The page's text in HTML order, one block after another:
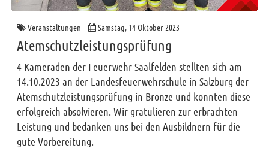
Veranstaltungen Samstag, 14 Oktober 2023
Atemschutzleistungsprüfung
4 Kameraden der Feuerwehr Saalfelden stellten sich am
14.10.2023 an der Landesfeuerwehrschule in Salzburg der
Atemschutzleistungsprüfung in Bronze und konnten diese
erfolgreich absolvieren. Wir gratulieren zur erbrachten
Leistung und bedanken uns bei den Ausbildnern für die
gute Vorbereitung.